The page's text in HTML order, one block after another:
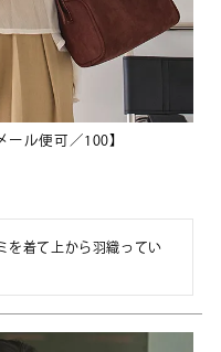
ル便可／100】
を着て上から羽織ってい